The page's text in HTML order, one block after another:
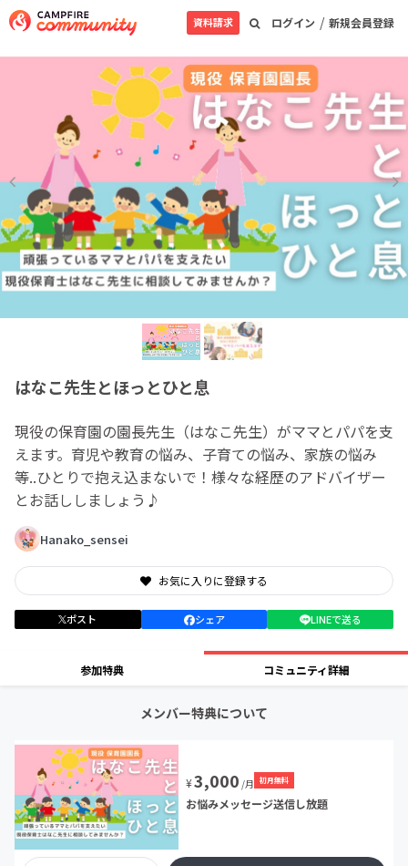
ログイン / 新規会員登録
資料請求
はなこ先生とほっとひと息
現役の保育園の園長先生（はなこ先生）がママとパパを支
えます。育児や教育の悩み、子育ての悩み、家族の悩み
等..ひとりで抱え込まないで！様々な経歴のアドバイザー
とお話ししましょう♪
Hanako_sensei
お気に入りに登録する
ポスト シェア LINEで送る
参加特典 コミュニティ詳細
メンバー特典について
¥3,000 /月 初月無料
お悩みメッセージ送信し放題